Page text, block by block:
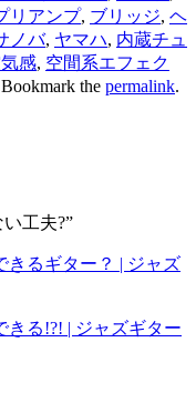
リアンプ, ブリッジ, ヘ
ノバ, ヤマハ, 内蔵チュ
感, 空間系エフェク
the permalink.
工夫?”
るギター？ | ジャズ
る!?! | ジャズギター